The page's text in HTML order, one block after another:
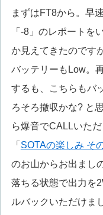
まずはFT8から。早
「-8」のレポートを
か見えてきたのです
バッテリーもLow。
するも、こちらもバ
ろそろ撤収かな? と
ら爆音でCALLいた
「 SOTAの楽しみ そ
のお山からお出まし
落ちる状態で出力を
ルバックいただけま